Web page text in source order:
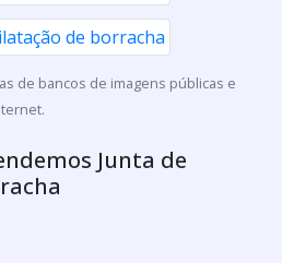
de bancos de imagens públicas e
Junta de